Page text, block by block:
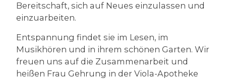
Bereitschaft, sich auf Neues einzulassen und
einzuarbeiten.
Entspannung findet sie im Lesen, im
Musikhören und in ihrem schönen Garten. Wir
freuen uns auf die Zusammenarbeit und
heißen Frau Gehrung in der Viola-Apotheke